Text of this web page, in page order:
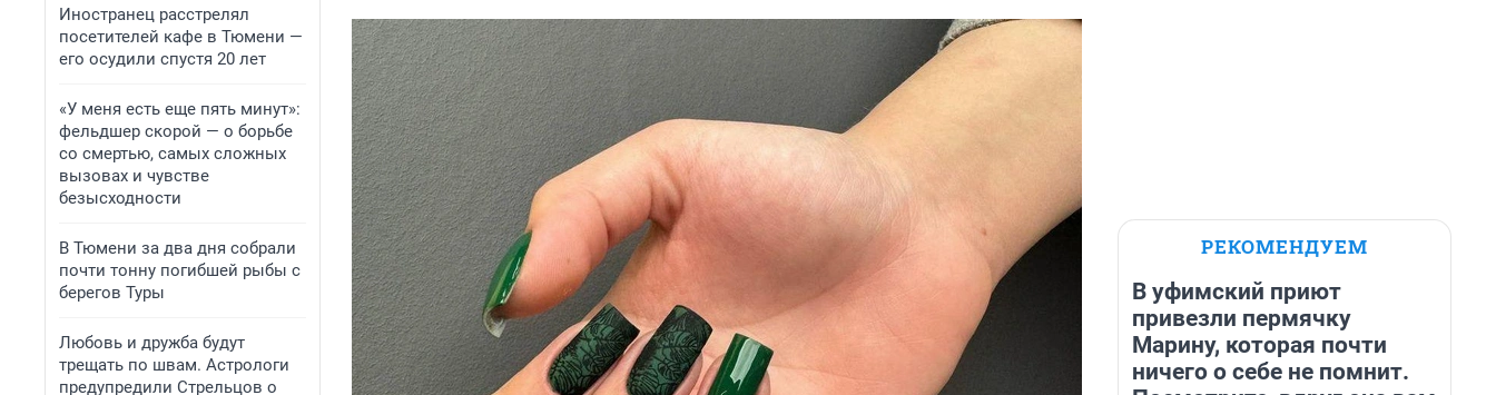
Иностранец расстрелял
посетителей кафе в Тюмени —
его осудили спустя 20 лет
«У меня есть еще пять минут»:
фельдшер скорой — о борьбе
со смертью, самых сложных
вызовах и чувстве
безысходности
В Тюмени за два дня собрали
почти тонну погибшей рыбы с
берегов Туры
Любовь и дружба будут
трещать по швам. Астрологи
предупредили Стрельцов о
РЕКОМЕНДУЕМ
В уфимский приют
привезли пермячку
Марину, которая почти
ничего о себе не помнит.